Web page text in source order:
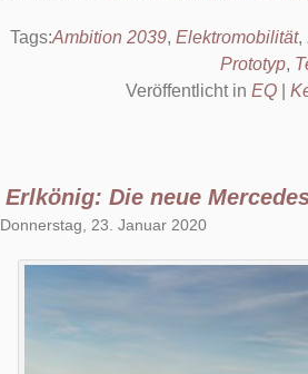
Tags:Ambition 2039, Elektromobilität,
Prototyp,
Veröffentlicht in EQ
Erlkönig: Die neue
Donnerstag, 23. Januar 2020